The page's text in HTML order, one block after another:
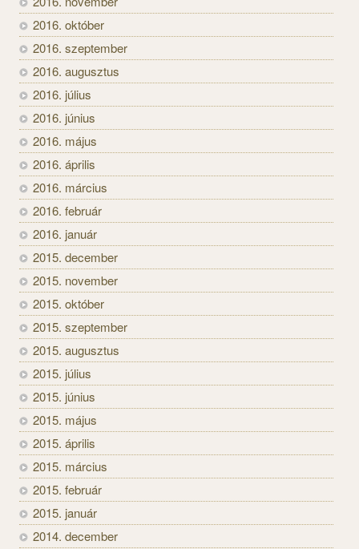
2016. október
2016. szeptember
2016. augusztus
2016. július
2016. június
2016. május
2016. április
2016. március
2016. február
2016. január
2015. december
2015. november
2015. október
2015. szeptember
2015. augusztus
2015. július
2015. június
2015. május
2015. április
2015. március
2015. február
2015. január
2014. december